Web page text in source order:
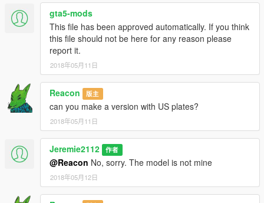
gta5-mods
This file has been approved automatically. If you think
this file should not be here for any reason please
report it.
2018年05月11日
Reacon 版主
can you make a version with US plates?
2018年05月11日
Jeremie2112 作者
@Reacon No, sorry. The model is not mine
2018年05月12日